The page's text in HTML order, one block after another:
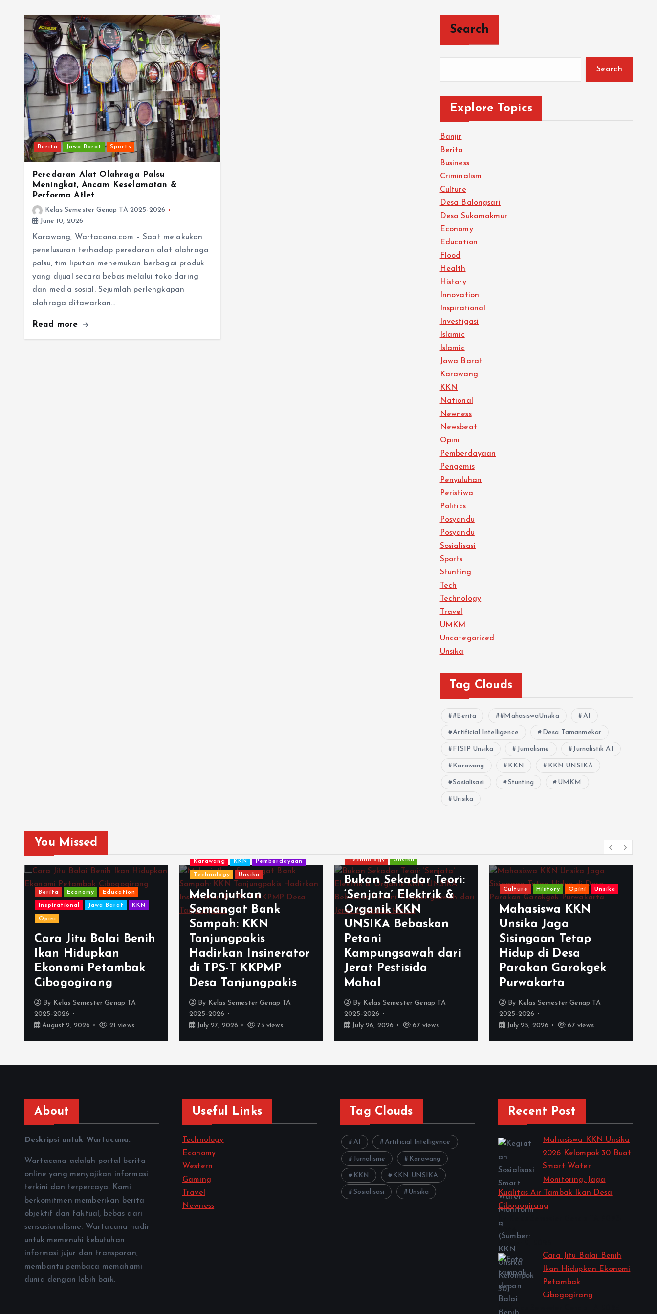
Berita Jawa Barat Sports
Peredaran Alat Olahraga Palsu
Meningkat, Ancam Keselamatan &
Performa Atlet
Kelas Semester Genap TA 2025-2026
June 10, 2026
Karawang, Wartacana.com – Saat melakukan
penelusuran terhadap peredaran alat olahraga
palsu, tim liputan menemukan berbagai produk
yang dijual secara bebas melalui toko daring
dan media sosial. Sejumlah perlengkapan
olahraga ditawarkan…
Read more
Search
Search
Explore Topics
Banjir
Berita
Business
Criminalism
Culture
Desa Balongsari
Desa Sukamakmur
Economy
Education
Flood
Health
History
Innovation
Inspirational
Investigasi
Islamic
Islamic
Jawa Barat
Karawang
KKN
National
Newness
Newsbeat
Opini
Pemberdayaan
Pengemis
Penyuluhan
Peristiwa
Politics
Posyandu
Posyandu
Sosialisasi
Sports
Stunting
Tech
Technology
Travel
UMKM
Uncategorized
Unsika
Tag Clouds
#Berita #MahasiswaUnsika AI
Artificial Intelligence Desa Tamanmekar
FISIP Unsika Jurnalisme Jurnalistik AI
Karawang KKN KKN UNSIKA
Sosialisasi Stunting UMKM
Unsika
You Missed
Berita Economy Education
Inspirational Jawa Barat KKN
Opini
Cara Jitu Balai Benih
Ikan Hidupkan
Ekonomi Petambak
Cibogogirang
By Kelas Semester Genap TA
2025-2026
August 2, 2026
21 views
Karawang KKN Pemberdayaan
Technology Unsika
Melanjutkan
Semangat Bank
Sampah: KKN
Tanjungpakis
Hadirkan Insinerator
di TPS-T KKPMP
Desa Tanjungpakis
By Kelas Semester Genap TA
2025-2026
July 27, 2026
73 views
Technology Unsika
Bukan Sekadar Teori:
‘Senjata’ Elektrik &
Organik KKN
UNSIKA Bebaskan
Petani
Kampungsawah dari
Jerat Pestisida
Mahal
By Kelas Semester Genap TA
2025-2026
July 26, 2026
67 views
Culture History Opini Unsika
Mahasiswa KKN
Unsika Jaga
Sisingaan Tetap
Hidup di Desa
Parakan Garokgek
Purwakarta
By Kelas Semester Genap TA
2025-2026
July 25, 2026
67 views
About
Deskripsi untuk Wartacana:
Wartacana adalah portal berita
online yang menyajikan informasi
terkini dan terpercaya. Kami
berkomitmen memberikan berita
objektif dan faktual, bebas dari
sensasionalisme. Wartacana hadir
untuk memenuhi kebutuhan
informasi jujur dan transparan,
membantu pembaca memahami
dunia dengan lebih baik.
Useful Links
Technology
Economy
Western
Gaming
Travel
Newness
Tag Clouds
AI Artificial Intelligence
Jurnalisme Karawang
KKN KKN UNSIKA
Sosialisasi Unsika
Recent Post
Mahasiswa KKN Unsika
2026 Kelompok 30 Buat
Smart Water
Monitoring, Jaga
Kualitas Air Tambak Ikan Desa
Cibogogirang
2026
Cara Jitu Balai Benih
Ikan Hidupkan Ekonomi
Petambak
Cibogogirang
by Kelas Semester Genap TA 2025-